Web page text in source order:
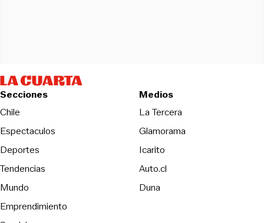
Secciones
Chile
Espectaculos
Deportes
Tendencias
Mundo
Emprendimiento
Medios
La TerceraOpens in new
Glamorama
Icarito
Auto.cl
DunaOpens in new window